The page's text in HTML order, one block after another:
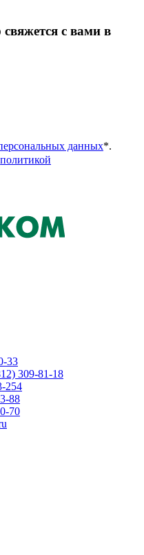
свяжется с вами в
данных*.
политикой
33
309-81-18
254
88
70